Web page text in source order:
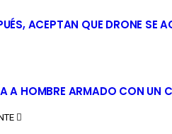
ACEPTAN QUE DRONE SE
A HOMBRE ARMADO CON UN